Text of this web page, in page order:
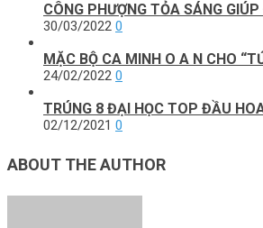
CÔNG PHƯỢNG TỎA SÁNG
30/03/2022 0
MẶC BỘ CA MINH O A N CHO
24/02/2022 0
TRÚNG 8 ĐẠI HỌC TOP ĐẦU
02/12/2021 0
ABOUT THE AUTHOR